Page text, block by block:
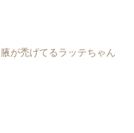
腋が禿げてるラッテちゃん